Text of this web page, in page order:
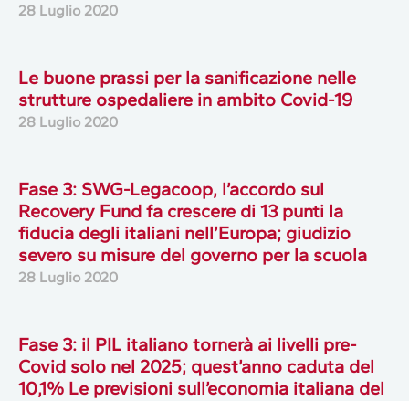
28 Luglio 2020
Le buone prassi per la sanificazione nelle
strutture ospedaliere in ambito Covid-19
28 Luglio 2020
Fase 3: SWG-Legacoop, l’accordo sul
Recovery Fund fa crescere di 13 punti la
fiducia degli italiani nell’Europa; giudizio
severo su misure del governo per la scuola
28 Luglio 2020
Fase 3: il PIL italiano tornerà ai livelli pre-
Covid solo nel 2025; quest’anno caduta del
10,1% Le previsioni sull’economia italiana del